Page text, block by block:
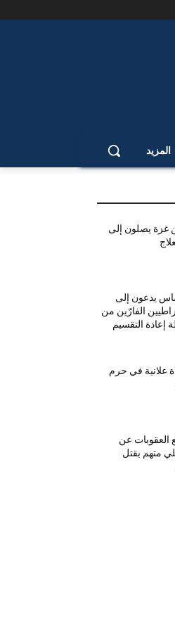
المزيد
يصلون إلى
يدعون إلى
الفارّين من
إعادة التقسيم
علانية في حرم
العقوبات عن
متهم بقتل